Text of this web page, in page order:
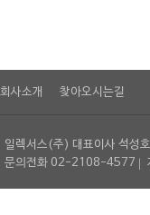
회사소개 찾아오시는길
일렉서스(주) 대표이사 석성호
문의전화 02-2108-4577